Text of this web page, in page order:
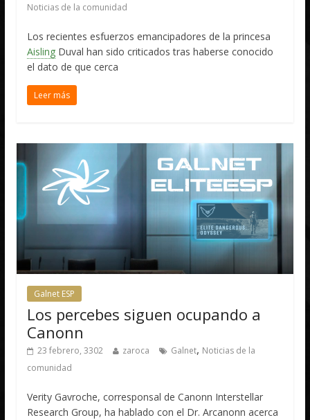
Noticias de la comunidad
Los recientes esfuerzos emancipadores de la princesa
Aisling Duval han sido criticados tras haberse conocido
el dato de que cerca
Leer más
Galnet ESP
Los percebes siguen ocupando a
Canonn
23 febrero, 3302 zaroca Galnet, Noticias de la
comunidad
Verity Gavroche, corresponsal de Canonn Interstellar
Research Group, ha hablado con el Dr. Arcanonn acerca